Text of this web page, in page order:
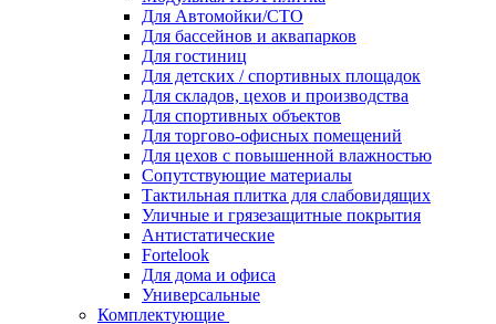
Для Автомойки/СТО
Для бассейнов и аквапарков
Для гостиниц
Для детских / спортивных площадок
Для складов, цехов и производства
Для спортивных объектов
Для торгово-офисных помещений
Для цехов с повышенной влажностью
Сопутствующие материалы
Тактильная плитка для слабовидящих
Уличные и грязезащитные покрытия
Антистатические
Fortelook
Для дома и офиса
Универсальные
Комплектующие